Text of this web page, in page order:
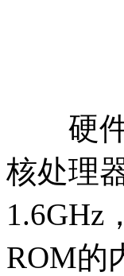
硬件
核处理
1.6GHz
ROM的